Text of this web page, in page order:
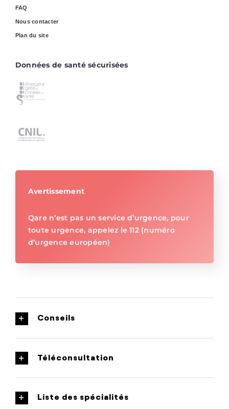
FAQ
Nous contacter
Plan du site
Données de santé sécurisées
Avertissement
Qare n’est pas un service d’urgence, pour
toute urgence, appelez le 112 (numéro
d’urgence européen)
Conseils
Téléconsultation
Liste des spécialités